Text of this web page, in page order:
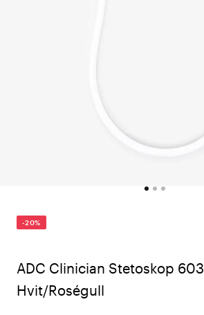
-20%
ADC Clinician Stetoskop 603
Hvit/Roségull